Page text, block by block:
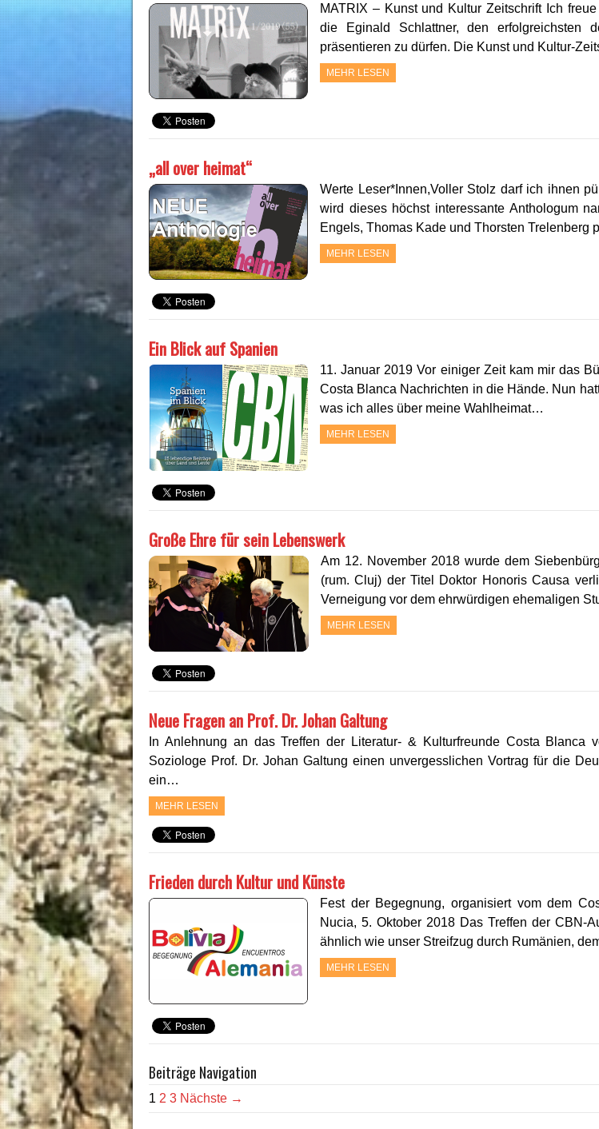
MATRIX – Kunst und Kultur Zeitschrift Ich
die Eginald Schlattner, den erfolgreichsten
präsentieren zu dürfen. Die Kunst und Kultur-
MEHR LESEN
„all over heimat“
Werte Leser*Innen,Voller Stolz darf ich ihnen
wird dieses höchst interessante Anthologum
Engels, Thomas Kade und Thorsten
MEHR LESEN
Ein Blick auf Spanien
11. Januar 2019 Vor einiger Zeit kam mir das
Costa Blanca Nachrichten in die Hände. Nun
was ich alles über meine Wahlheimat…
MEHR LESEN
Große Ehre für sein Lebenswerk
Am 12. November 2018 wurde dem
(rum. Cluj) der Titel Doktor Honoris Causa
Verneigung vor dem ehrwürdigen ehemaligen
MEHR LESEN
Neue Fragen an Prof. Dr. Johan Galtung
In Anlehnung an das Treffen der Literatur- & Kulturfreunde Costa Blanca
Soziologe Prof. Dr. Johan Galtung einen unvergesslichen Vortrag für die
ein…
MEHR LESEN
Frieden durch Kultur und Künste
Fest der Begegnung, organisiert vom dem
Nucia, 5. Oktober 2018 Das Treffen der CBN-
ähnlich wie unser Streifzug durch Rumänien,
MEHR LESEN
Beiträge Navigation
1 2 3 Nächste →